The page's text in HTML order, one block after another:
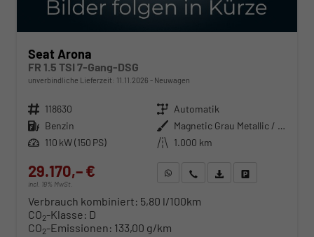
Seat Arona
FR 1.5 TSI 7-Gang-DSG
unverbindliche Lieferzeit: 11.11.2026 Neuwagen
Fahrzeugnr. 118630 Getriebe Automatik
Kraftstoff Benzin Außenfarbe
Magnetic Grau Metallic / Dach in Midnight Schwarz Metallic
Leistung 110 kW (150 PS) Kilometerstand 1.000 km
29.170,– €
incl. 19% MwSt.
WhatsApp anfragen
Wir rufen Sie anFahrzeugexposé (PDF)
Verbrauch kombiniert: 5,80 l/100km
CO2-Klasse: D
CO2-Emissionen: 133,00 g/km